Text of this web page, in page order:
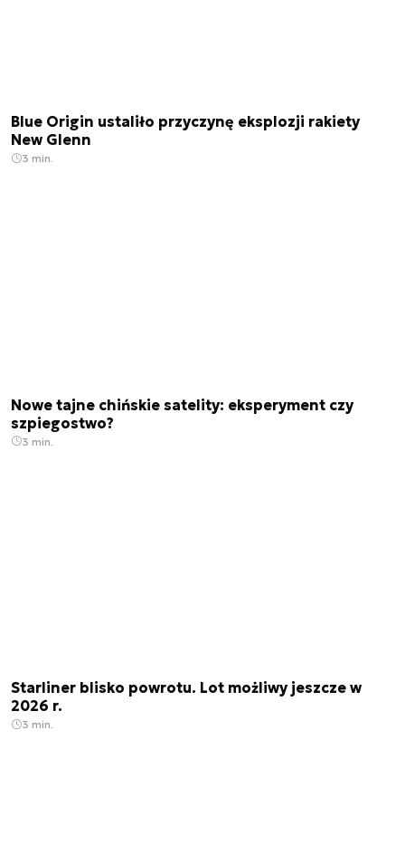
Blue Origin ustaliło przyczynę eksplozji rakiety
New Glenn
3 min.
Nowe tajne chińskie satelity: eksperyment czy
szpiegostwo?
3 min.
Starliner blisko powrotu. Lot możliwy jeszcze w
2026 r.
3 min.